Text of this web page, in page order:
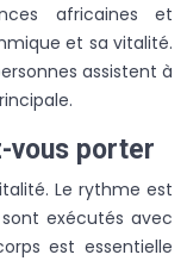
africaines et
et sa vitalité.
assistent à
vous porter
Le rythme est
exécutés avec
est essentielle